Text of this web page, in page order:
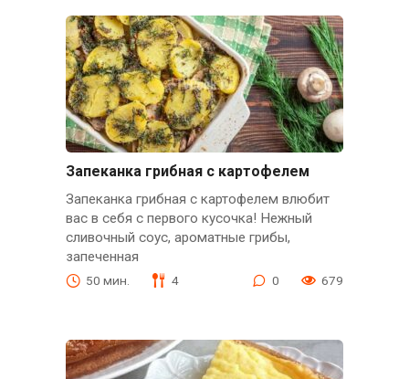
Запеканка грибная с картофелем
Запеканка грибная с картофелем влюбит
вас в себя с первого кусочка! Нежный
сливочный соус, ароматные грибы,
запеченная
50 мин. 4 0 679